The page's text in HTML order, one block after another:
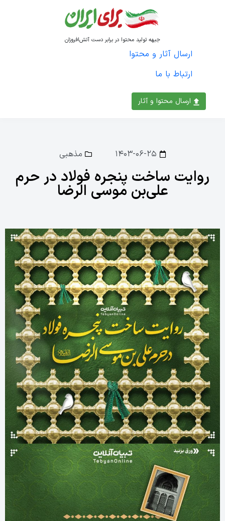
ارسال محتوا و آثار
جبهه تولید محتوا در برابر دست آتش‌افروزان
ارسال آثار و محتوا
ارتباط با ما
۱۴۰۳-۰۶-۲۵ مذهبی
روایت ساخت پنجره فولاد در حرم
علی‌بن موسی الرضا